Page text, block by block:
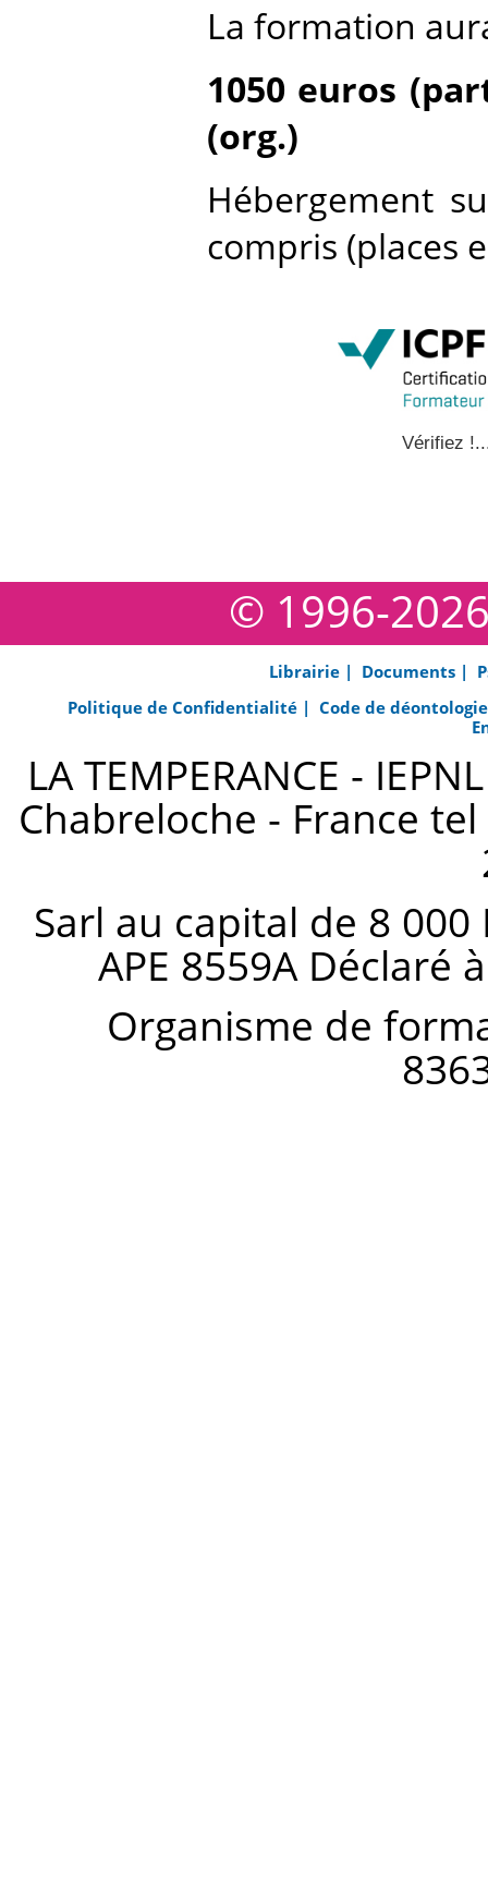
La formation
1050 euros
(org.)
Hébergement
compris (places
Vérifiez
© 1996-2026
Librairie | Documents |
Politique de Confidentialité | Code de
LA TEMPERANCE -
Chabreloche - France
Sarl au capital de 8 000
APE 8559A Déclaré
Organisme de